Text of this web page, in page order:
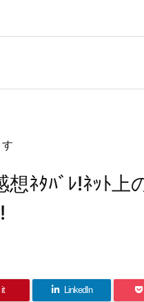
想ﾈﾀﾊﾞﾚ!ﾈｯﾄ
LinkedIn